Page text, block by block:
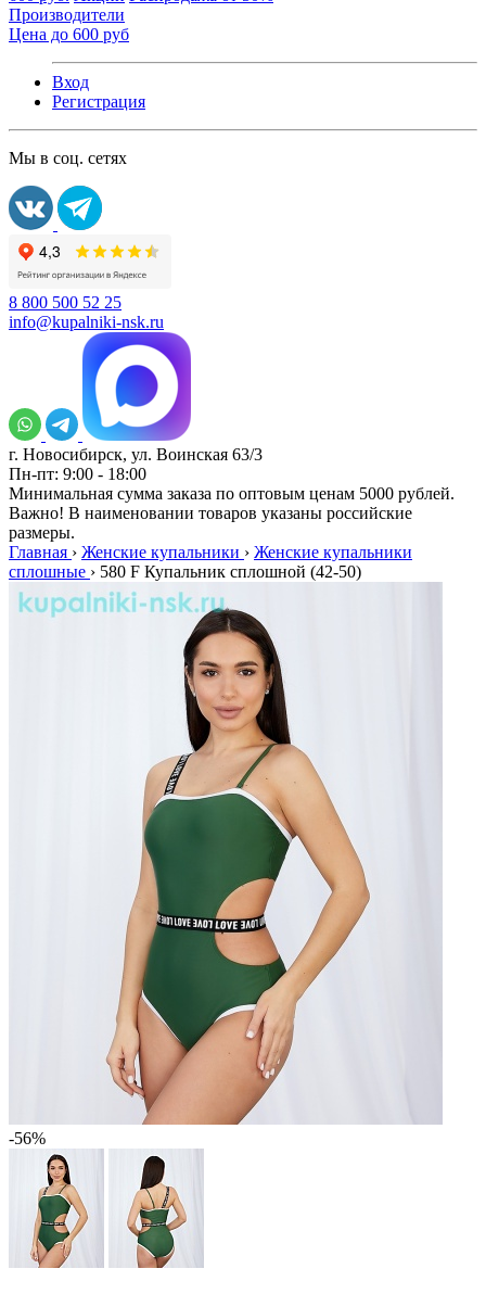
Производители
Цена до 600 руб
Вход
Регистрация
Мы в соц. сетях
8 800 500 52 25
info@kupalniki-nsk.ru
г. Новосибирск, ул. Воинская 63/3
Пн-пт: 9:00 - 18:00
Минимальная сумма заказа по оптовым ценам 5000 рублей.
Важно! В наименовании товаров указаны российские
размеры.
Главная › Женские купальники › Женские купальники
сплошные › 580 F Купальник сплошной (42-50)
-56%